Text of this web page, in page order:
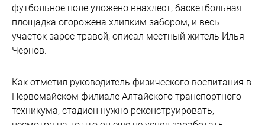
футбольное поле уложено внахлест, баскетбольная
площадка огорожена хлипким забором, и весь
участок зарос травой, описал местный житель Илья
Чернов.
Как отметил руководитель физического воспитания в
Первомайском филиале Алтайского транспортного
техникума, стадион нужно реконструировать,